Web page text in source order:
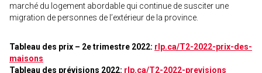
marché du logement abordable qui continue de susciter une
migration de personnes de l’extérieur de la province.
Tableau des prix – 2e trimestre 2022: rlp.ca/T2-2022-prix-des-
maisons
Tableau des prévisions 2022: rlp.ca/T2-2022-previsions